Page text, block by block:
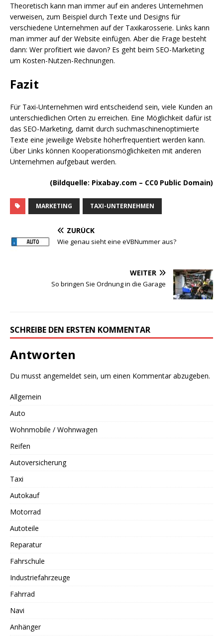
Theoretisch kann man immer auf ein anderes Unternehmen
verweisen, zum Beispiel durch Texte und Designs für
verschiedene Unternehmen auf der Taxikarosserie. Links kann
man immer auf der Website einfügen. Aber die Frage besteht
dann: Wer profitiert wie davon? Es geht beim SEO-Marketing
um Kosten-Nutzen-Rechnungen.
Fazit
Für Taxi-Unternehmen wird entscheidend sein, viele Kunden an
unterschiedlichen Orten zu erreichen. Eine Möglichkeit dafür ist
das SEO-Marketing, damit durch suchmaschinenoptimierte
Texte eine jeweilige Website höherfrequentiert werden kann.
Über Links können Kooperationsmöglichkeiten mit anderen
Unternehmen aufgebaut werden.
(Bildquelle: Pixabay.com – CC0 Public Domain)
MARKETING TAXI-UNTERNEHMEN
ZURÜCK
Wie genau sieht eine eVBNummer aus?
WEITER
So bringen Sie Ordnung in die Garage
SCHREIBE DEN ERSTEN KOMMENTAR
Antworten
Du musst angemeldet sein, um einen Kommentar abzugeben.
Allgemein
Auto
Wohnmobile / Wohnwagen
Reifen
Autoversicherung
Taxi
Autokauf
Motorrad
Autoteile
Reparatur
Fahrschule
Industriefahrzeuge
Fahrrad
Navi
Anhänger